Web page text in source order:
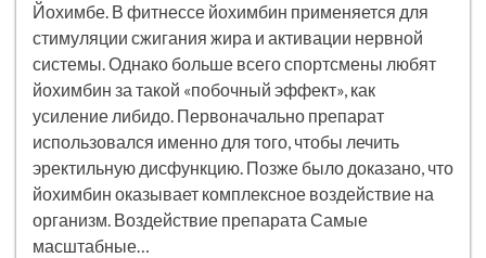
Йохимбе. В фитнессе йохимбин применяется для
стимуляции сжигания жира и активации нервной
системы. Однако больше всего спортсмены любят
йохимбин за такой «побочный эффект», как
усиление либидо. Первоначально препарат
использовался именно для того, чтобы лечить
эректильную дисфункцию. Позже было доказано, что
йохимбин оказывает комплексное воздействие на
организм. Воздействие препарата Самые
масштабные…